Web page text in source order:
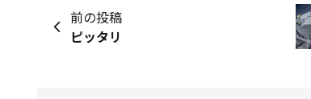
前の投稿
ピッタリ